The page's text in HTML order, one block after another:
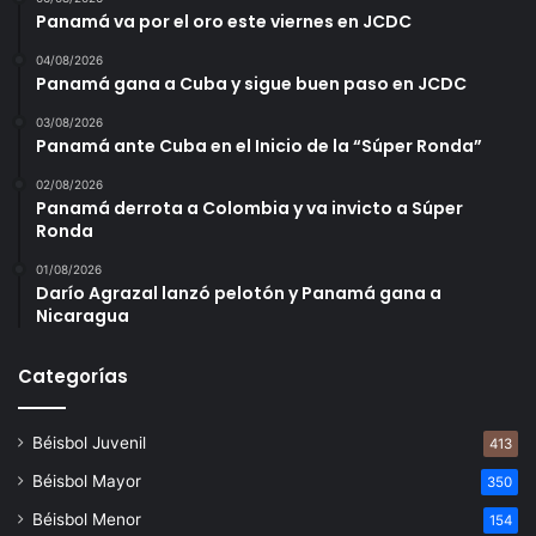
Darienitas.
Por Coclé anotaron 11 carreras, conectaron 18
Por su parte Darién anotó una carrera, conectó 4
Chiriquí derrotó a Colón
El equipo de Chiriquí venció a la novena de Colón, 9-2, en
un emocionante partido que se jugó en el Estadio Omar
El abridor Ernesto Silva, en labor de 7 episodios 2 tercios,
se anexó el triunfo, enfrentándose a 27 bateadores, que le
sonaron 8 imparables, le anotaron 2 carreras. El encuentro
lo pierde el abridor Aris Hernández.
Panamá va por el oro este viernes en JCDC
04/08/2026
Panamá gana a Cuba y sigue buen paso en JCDC
03/08/2026
Panamá ante Cuba en el Inicio de la “Súper Ronda”
02/08/2026
Panamá derrota a Colombia y va invicto a Súper
Ronda
01/08/2026
Darío Agrazal lanzó pelotón y Panamá gana a
Nicaragua
Categorías
Béisbol Juvenil 413
Béisbol Mayor 350
Béisbol Menor 154